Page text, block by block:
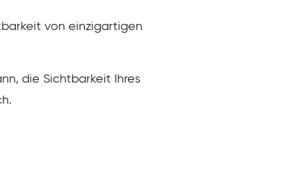
von einzigartigen
die Sichtbarkeit Ihres